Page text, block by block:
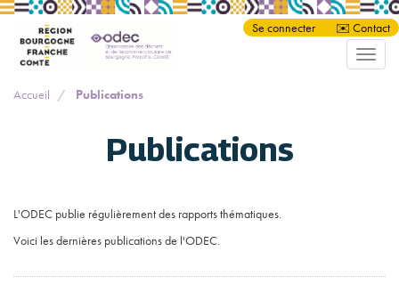
Panneau de gestion des cookies
contenu
Se connecter
✉️ Contact
Toggle
Accueil
Publications
Publications
L'ODEC publie régulièrement des rapports thématiques.
Voici les dernières publications de l'ODEC.